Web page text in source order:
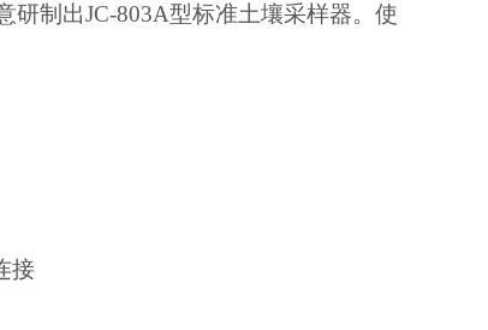
研制出JC-803A型标准土壤采样器。使
接